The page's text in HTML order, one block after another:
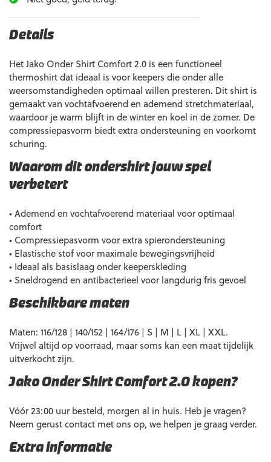
Extra informatie
Details
Het Jako Onder Shirt Comfort 2.0 is een functioneel
thermoshirt dat ideaal is voor keepers die onder alle
weersomstandigheden optimaal willen presteren. Dit shirt is
gemaakt van vochtafvoerend en ademend stretchmateriaal,
waardoor je warm blijft in de winter en koel in de zomer. De
compressiepasvorm biedt extra ondersteuning en voorkomt
schuring.
Waarom dit ondershirt jouw spel
verbetert
• Ademend en vochtafvoerend materiaal voor optimaal
comfort
• Compressiepasvorm voor extra spierondersteuning
• Elastische stof voor maximale bewegingsvrijheid
• Ideaal als basislaag onder keeperskleding
• Sneldrogend en antibacterieel voor langdurig fris gevoel
Beschikbare maten
Maten: 116/128 | 140/152 | 164/176 | S | M | L | XL | XXL.
Vrijwel altijd op voorraad, maar soms kan een maat tijdelijk
uitverkocht zijn.
Jako Onder Shirt Comfort 2.0 kopen?
Vóór 23:00 uur besteld, morgen al in huis. Heb je vragen?
Neem gerust contact met ons op, we helpen je graag verder.